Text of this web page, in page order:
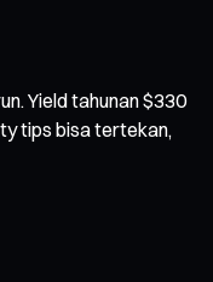
Yield tahunan $330
tips bisa tertekan,